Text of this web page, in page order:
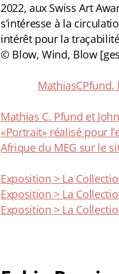
2022, aux Swiss Art
s’intéresse à la
intérêt pour la
© Blow, Wind, Blow
MathiasCPfund.
Mathias C. Pfund et
«Portrait» réalisé pour
Afrique du MEG sur le
Exposition > La
Exposition > La
Exposition > La